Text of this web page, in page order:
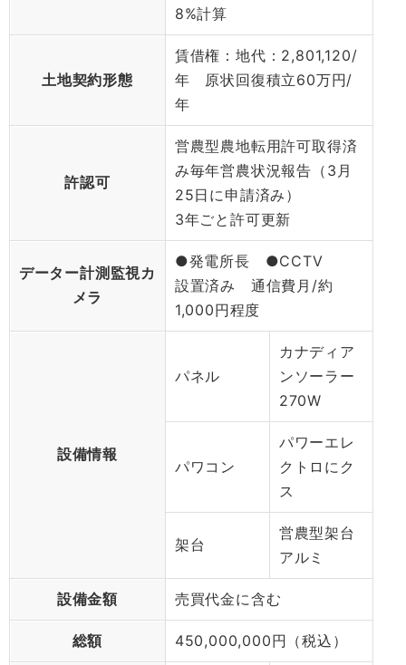
8%計算
土地契約形態
賃借権：地代：2,801,120/
年 原状回復積立60万円/
年
許認可
営農型農地転用許可取得済
み毎年営農状況報告（3月
25日に申請済み）
3年ごと許可更新
データー計測監視カ
メラ
●発電所長 ●CCTV
設置済み 通信費月/約
1,000円程度
設備情報
パネル
カナディア
ンソーラー
270W
パワコン
パワーエレ
クトロにク
ス
架台
営農型架台
アルミ
設備金額 売買代金に含む
総額 450,000,000円（税込）